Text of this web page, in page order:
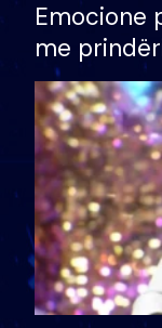
Emocione
me
divorci